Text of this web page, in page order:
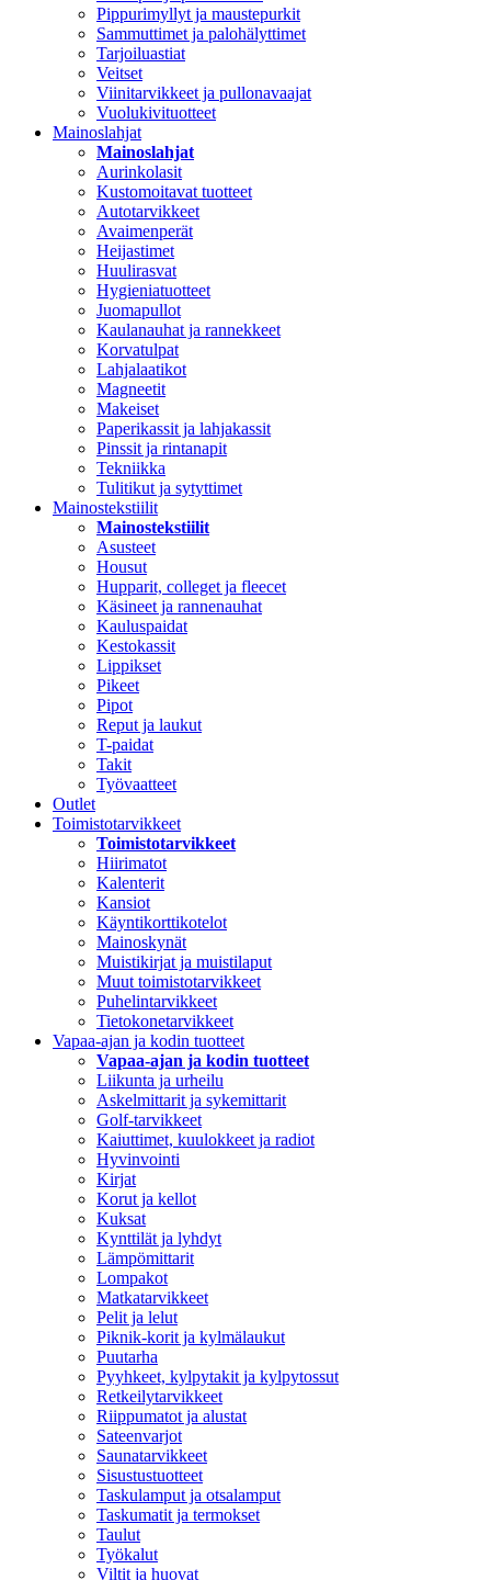
Pippurimyllyt ja maustepurkit
Sammuttimet ja palohälyttimet
Tarjoiluastiat
Veitset
Viinitarvikkeet ja pullonavaajat
Vuolukivituotteet
Mainoslahjat
Mainoslahjat
Aurinkolasit
Kustomoitavat tuotteet
Autotarvikkeet
Avaimenperät
Heijastimet
Huulirasvat
Hygieniatuotteet
Juomapullot
Kaulanauhat ja rannekkeet
Korvatulpat
Lahjalaatikot
Magneetit
Makeiset
Paperikassit ja lahjakassit
Pinssit ja rintanapit
Tekniikka
Tulitikut ja sytyttimet
Mainostekstiilit
Mainostekstiilit
Asusteet
Housut
Hupparit, colleget ja fleecet
Käsineet ja rannenauhat
Kauluspaidat
Kestokassit
Lippikset
Pikeet
Pipot
Reput ja laukut
T-paidat
Takit
Työvaatteet
Outlet
Toimistotarvikkeet
Toimistotarvikkeet
Hiirimatot
Kalenterit
Kansiot
Käyntikorttikotelot
Mainoskynät
Muistikirjat ja muistilaput
Muut toimistotarvikkeet
Puhelintarvikkeet
Tietokonetarvikkeet
Vapaa-ajan ja kodin tuotteet
Vapaa-ajan ja kodin tuotteet
Liikunta ja urheilu
Askelmittarit ja sykemittarit
Golf-tarvikkeet
Kaiuttimet, kuulokkeet ja radiot
Hyvinvointi
Kirjat
Korut ja kellot
Kuksat
Kynttilät ja lyhdyt
Lämpömittarit
Lompakot
Matkatarvikkeet
Pelit ja lelut
Piknik-korit ja kylmälaukut
Puutarha
Pyyhkeet, kylpytakit ja kylpytossut
Retkeilytarvikkeet
Riippumatot ja alustat
Sateenvarjot
Saunatarvikkeet
Sisustustuotteet
Taskulamput ja otsalamput
Taskumatit ja termokset
Taulut
Työkalut
Viltit ja huovat